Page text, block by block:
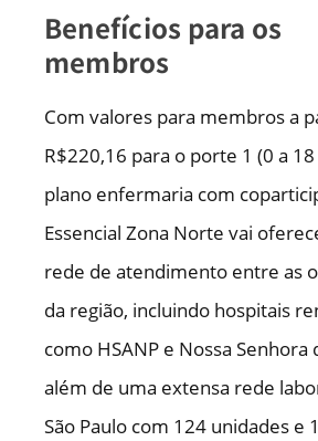
Benefícios para os
membros
Com valores para membros a
R$220,16 para o porte 1 (0 a
plano enfermaria com
Essencial Zona Norte vai
rede de atendimento entre as
da região, incluindo hospitais
como HSANP e Nossa Senhora
além de uma extensa rede
São Paulo com 124 unidades e